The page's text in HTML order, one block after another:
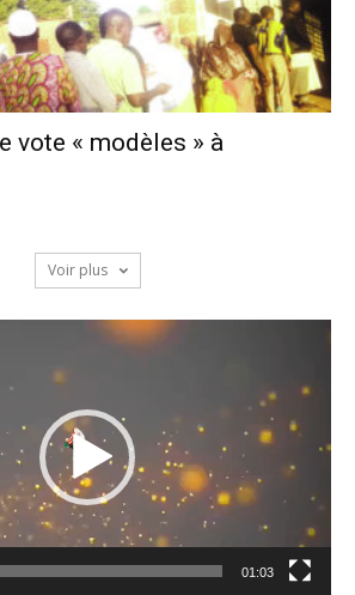
vote « modèles » à
Voir plus
01:03